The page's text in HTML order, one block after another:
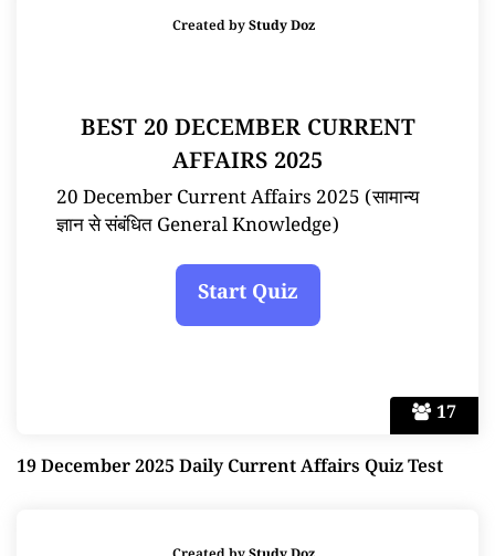
17
Created byStudy Doz
BEST 20 DECEMBER CURRENT
AFFAIRS 2025
20 December Current Affairs 2025 (सामान्य
ज्ञान से संबंधित General Knowledge)
19 December 2025 Daily Current Affairs Quiz Test